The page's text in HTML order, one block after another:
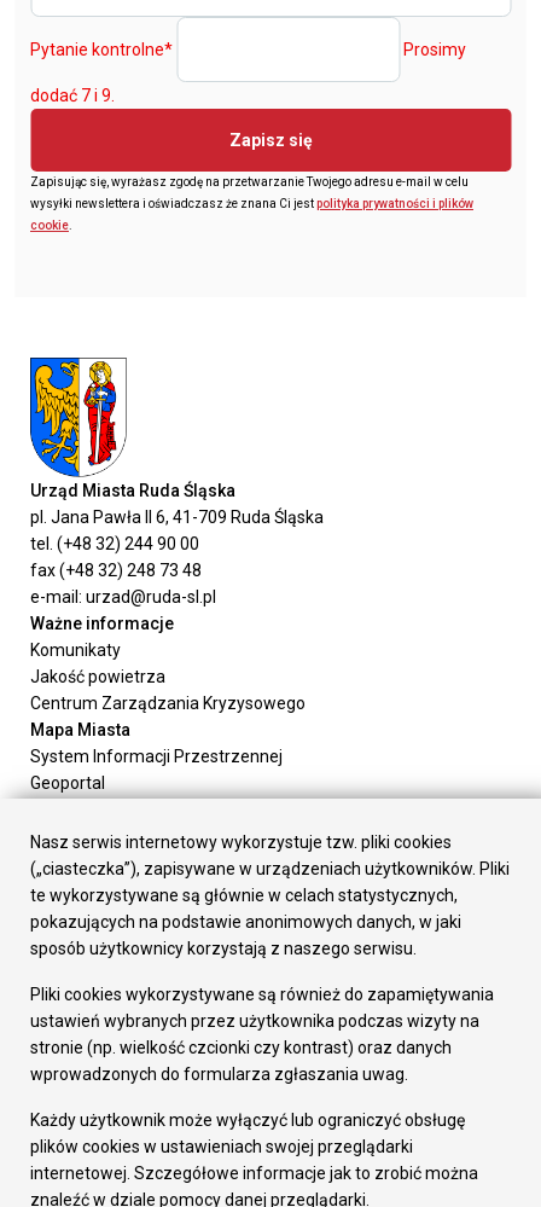
Pytanie kontrolne* Prosimy
dodać 7 i 9.
Zapisz się
Zapisując się, wyrażasz zgodę na przetwarzanie Twojego adresu e-mail w celu
wysyłki newslettera i oświadczasz że znana Ci jestpolityka prywatności i plików
cookie
Urząd Miasta Ruda Śląska
pl. Jana Pawła II 6, 41-709 Ruda Śląska
tel. (+48 32) 244 90 00
fax (+48 32) 248 73 48
e-mail: urzad@ruda-sl.pl
Ważne informacje
Komunikaty
Jakość powietrza
Centrum Zarządzania Kryzysowego
Mapa Miasta
System Informacji Przestrzennej
Geoportal
Załatw sprawę
Prezydent Miasta
Rada Miasta
Wydziały
Elektroniczna Skrzynka Podawcza
Gospodarka
Fundusze europejskie
Środki krajowe
Oferty inwestycyjne
Pozostałe
Deklaracja dostępności
Dane osobowe
Nasz serwis internetowy wykorzystuje tzw. pliki cookies
(„ciasteczka”), zapisywane w urządzeniach użytkowników. Pliki
te wykorzystywane są głównie w celach statystycznych,
pokazujących na podstawie anonimowych danych, w jaki
sposób użytkownicy korzystają z naszego serwisu.
Pliki cookies wykorzystywane są również do zapamiętywania
ustawień wybranych przez użytkownika podczas wizyty na
stronie (np. wielkość czcionki czy kontrast) oraz danych
wprowadzonych do formularza zgłaszania uwag.
Każdy użytkownik może wyłączyć lub ograniczyć obsługę
plików cookies w ustawieniach swojej przeglądarki
internetowej. Szczegółowe informacje jak to zrobić można
znaleźć w dziale pomocy danej przeglądarki.